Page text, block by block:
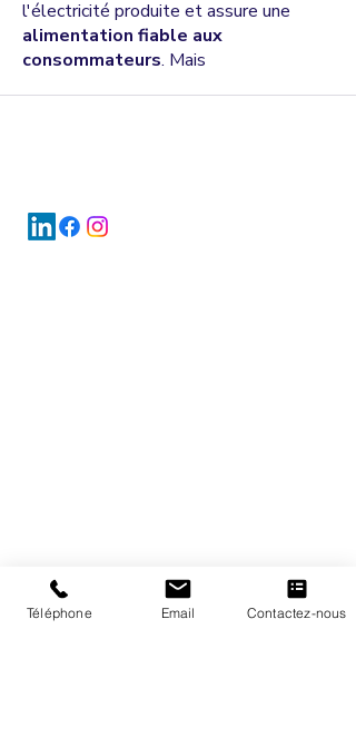
l'électricité produite et assure une
alimentation fiable aux
consommateurs. Mais
68
Téléphone Email Contactez-nous